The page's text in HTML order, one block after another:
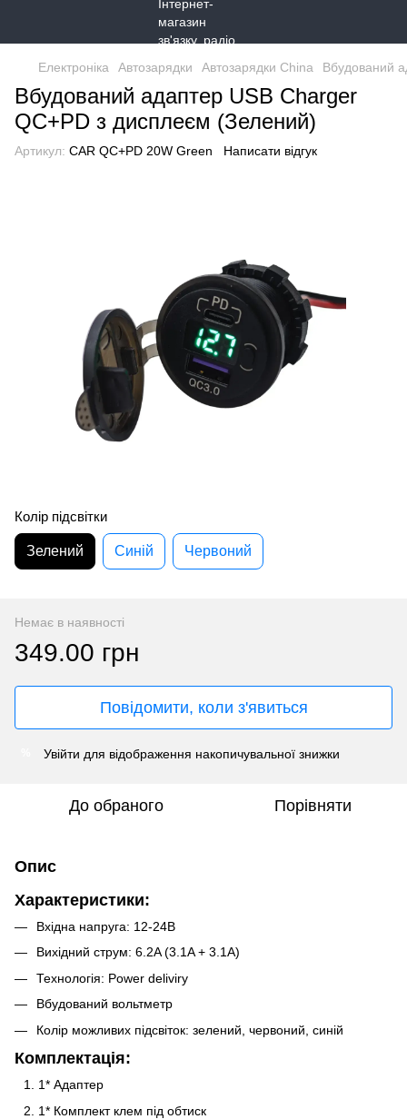
Електроніка Автозарядки Автозарядки China Вбудований
Вбудований адаптер USB Charger
QC+PD з дисплеєм (Зелений)
Артикул: CAR QC+PD 20W Green Написати відгук
Колір підсвітки
Зелений Синій Червоний
Немає в наявності
349.00 грн
Повідомити, коли з'явиться
Увійти для відображення накопичувальної знижки
До обраного Порівняти
Опис
Характеристики:
Вхідна напруга: 12-24В
Вихідний струм: 6.2A (3.1A + 3.1A)
Технологія: Power deliviry
Вбудований вольтметр
Колір можливих підсвіток: зелений, червоний, синій
Комплектація:
1* Адаптер
1* Комплект клем під обтиск